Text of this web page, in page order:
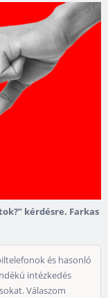
kérdésre. Farkas
és hasonló
intézkedés
Válaszom